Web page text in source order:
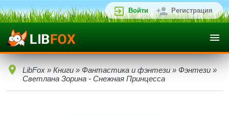
Войти Регистрация
LibFox » Книги » Фантастика и фэнтези » Фэнтези »
Светлана Зорина - Снежная Принцесса